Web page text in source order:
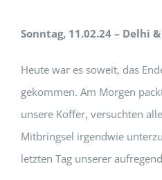
Sonntag, 11.02.24 – Delhi
Heute war es soweit, das
gekommen. Am Morgen
unsere Koffer, versuchten
Mitbringsel irgendwie
letzten Tag unserer